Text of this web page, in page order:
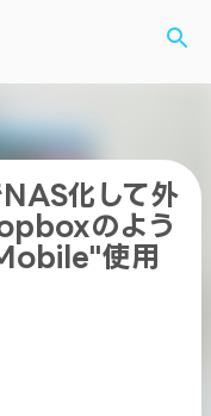
ツに移動
化して外
のよう
使用